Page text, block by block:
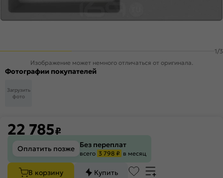
1/3
Изображение может немного отличаться от оригинала.
Фотографии покупателей
Загрузить
фото
22 785₽
Оплатить позже Без переплат
всего 3 798 ₽ в месяц
В корзину
Купить